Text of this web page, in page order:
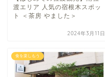
渡エリア 人気の宿根木スポッ
ト ＜茶房 やました＞
2024年3月11日
食を楽しもう